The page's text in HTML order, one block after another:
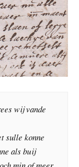
wij vande
sulle konne
als buij